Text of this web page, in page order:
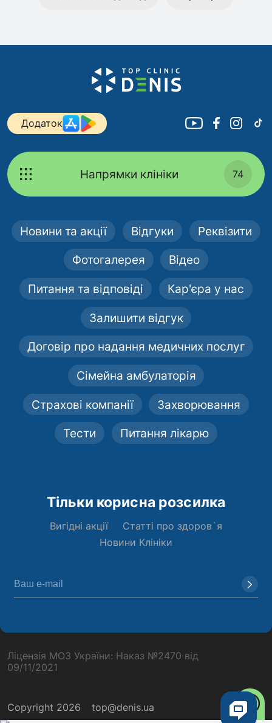
Додаток
Напрямки клініки 74
Новини та акції Відгуки Реквізити
Фотогалерея Відео
Питання та відповіді Кар'єра у нас
Залишити відгук
Договір про надання медичних послуг
Сімейна амбулаторія
Страхові компанії Захворювання
Тести Питання лікарю
Тільки корисна розсилка
Вигідні акції
Статті про здоров`я
Новини Клініки
Copyright 2026 top@denis.ua
Ліцензія МОЗ України: Наказ №2470 від
09/11/2021